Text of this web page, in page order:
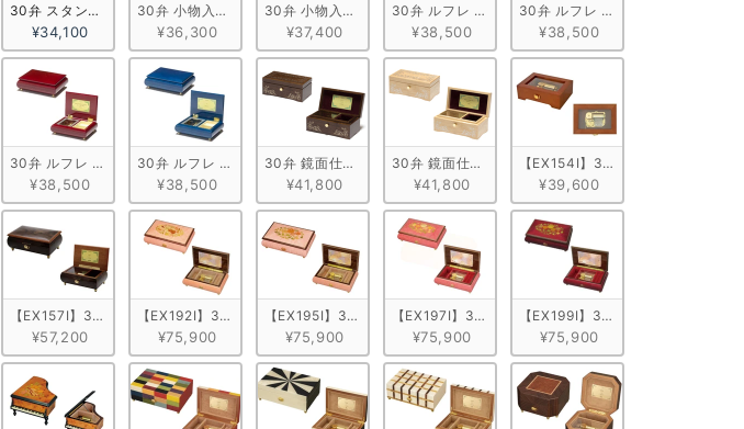
30弁 スタンダード ウォールナット
¥34,100
30弁 小物入れ付きA ウォールナット
¥36,300
30弁 小物入れ付きB ウォールナット
¥37,400
30弁 ルフレ ウォールナット ブラウン
¥38,500
30弁 ルフレ メープル ホワイト
¥38,500
30弁 ルフレ メープル ワイン
¥38,500
30弁 ルフレ メープル ブルー
¥38,500
30弁 鏡面仕上げ ウォールナット
¥41,800
30弁 鏡面仕上げ メープル
¥41,800
【EX154I】30弁 ORPHEUS オン
¥39,600
【EX157I】30弁 ORPHEUS 突板仕上げ　ブラウン
¥57,200
【EX192I】30弁 ORPHEUS イタリア象嵌小物入れ付き　ピンク/ヴァイオリン柄
¥75,900
【EX195I】30弁 ORPHEUS イタリア象嵌小物入れ付き　ピンク/花柄
¥75,900
【EX197I】30弁 ORPHEUS イタリア象嵌小物入れ付
¥75,900
【EX199I】30弁 ORPHEUS イタ
¥75,900